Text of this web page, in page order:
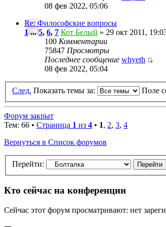
08 фев 2022, 05:06
Re: Философские вопросы
1...5, 6, 7 Кот Белый » 29 окт 2011,
100 Комментарии
75847 Просмотры
Последнее сообщение whyeth
08 фев 2022, 05:04
След. Показать темы за: Поле
Форум закрыт
Тем: 66 • Страница 1 из 4 • 1, 2, 3, 4
Вернуться в Список форумов
Перейти:
Кто сейчас на конференции
Сейчас этот форум просматривают: нет